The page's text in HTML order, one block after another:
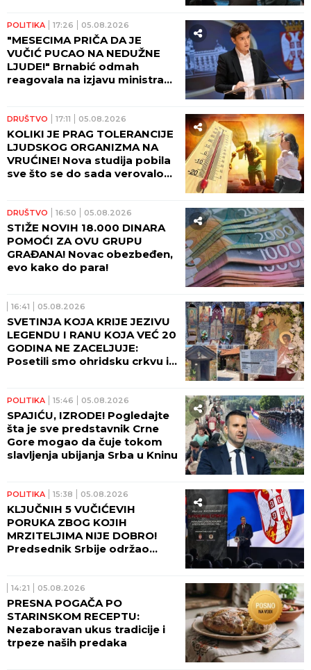
POLITIKA 17:26 05.08.2026
"MESECIMA PRIČA DA JE
VUČIĆ PUCAO NA NEDUŽNE
LJUDE!" Brnabić odmah
reagovala na izjavu ministra
DRUŠTVO 17:11 05.08.2026
KOLIKI JE PRAG TOLERANCIJE
LJUDSKOG ORGANIZMA NA
VRUĆINE! Nova studija pobila
sve što se do sada verovalo
DRUŠTVO 16:50 05.08.2026
STIŽE NOVIH 18.000 DINARA
POMOĆI ZA OVU GRUPU
GRAĐANA! Novac obezbeđen,
evo kako do para!
16:41 05.08.2026
SVETINJA KOJA KRIJE JEZIVU
LEGENDU I RANU KOJA VEĆ 20
GODINA NE ZACELJUJE:
Posetili smo ohridsku crkvu iz
POLITIKA 15:46 05.08.2026
SPAJIĆU, IZRODE! Pogledajte
šta je sve predstavnik Crne
Gore mogao da čuje tokom
slavljenja ubijanja Srba u Kninu
POLITIKA 15:38 05.08.2026
KLJUČNIH 5 VUČIĆEVIH
PORUKA ZBOG KOJIH
MRZITELJIMA NIJE DOBRO!
Predsednik Srbije održao
14:21 05.08.2026
PRESNA POGAČA PO
STARINSKOM RECEPTU:
Nezaboravan ukus tradicije i
trpeze naših predaka